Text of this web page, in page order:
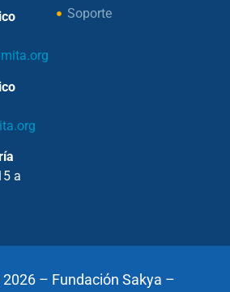
a
Soporte
– Fundación Sakya –